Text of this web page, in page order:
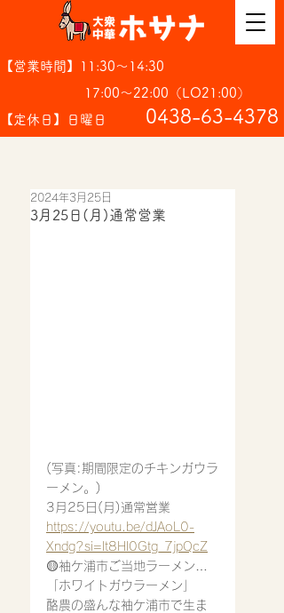
【営業時間】11:30～14:30
17:00～22:00（LO21:00）
【定休日】日曜日
​0438-63-4378
3月25日(月)通常営業
2024年3月25日
(写真:期間限定のチキンガウラ
ーメン。)
3月25日(月)通常営業
https://youtu.be/dJAoL0-
Xndg?si=lt8Hl0Gtg_7jpQcZ
🟡袖ケ浦市ご当地ラーメン…
「ホワイトガウラーメン」
酪農の盛んな袖ケ浦市で生ま